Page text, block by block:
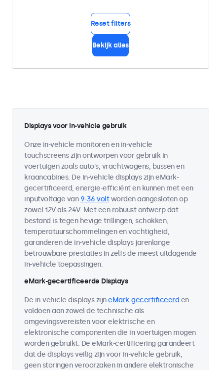
Reset filters
Bekijk alles
Displays voor in-vehicle gebruik
Onze in-vehicle monitoren en in-vehicle
touchscreens zijn ontworpen voor gebruik in
voertuigen zoals auto's, vrachtwagens, bussen en
kraancabines. De in-vehicle displays zijn eMark-
gecertificeerd, energie-efficiënt en kunnen met een
inputvoltage van 9-36 voltworden aangesloten op
zowel 12V als 24V. Met een robuust ontwerp dat
bestand is tegen hevige trillingen, schokken,
temperatuurschommelingen en vochtigheid,
garanderen de in-vehicle displays jarenlange
betrouwbare prestaties in zelfs de meest uitdagende
in-vehicle toepassingen.
eMark-gecertificeerde Displays
De in-vehicle displays zijneMark-gecertificeerd en
voldoen aan zowel de technische als
omgevingsvereisten voor elektrische en
elektronische componenten die in voertuigen mogen
worden gebruikt. De eMark-certificering garandeert
dat de displays veilig zijn voor in-vehicle gebruik,
geen storingen veroorzaken in andere elektronische